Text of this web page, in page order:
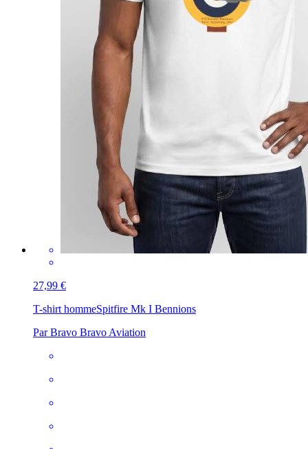
27,99 €
T-shirt hommeSpitfire Mk I Bennions
Par Bravo Bravo Aviation